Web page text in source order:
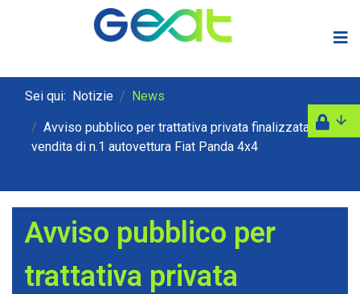
Sei qui: Notizie News
Avviso pubblico per trattativa privata finalizzata alla
vendita di n.1 autovettura Fiat Panda 4x4
Avviso pubblico per
trattativa privata